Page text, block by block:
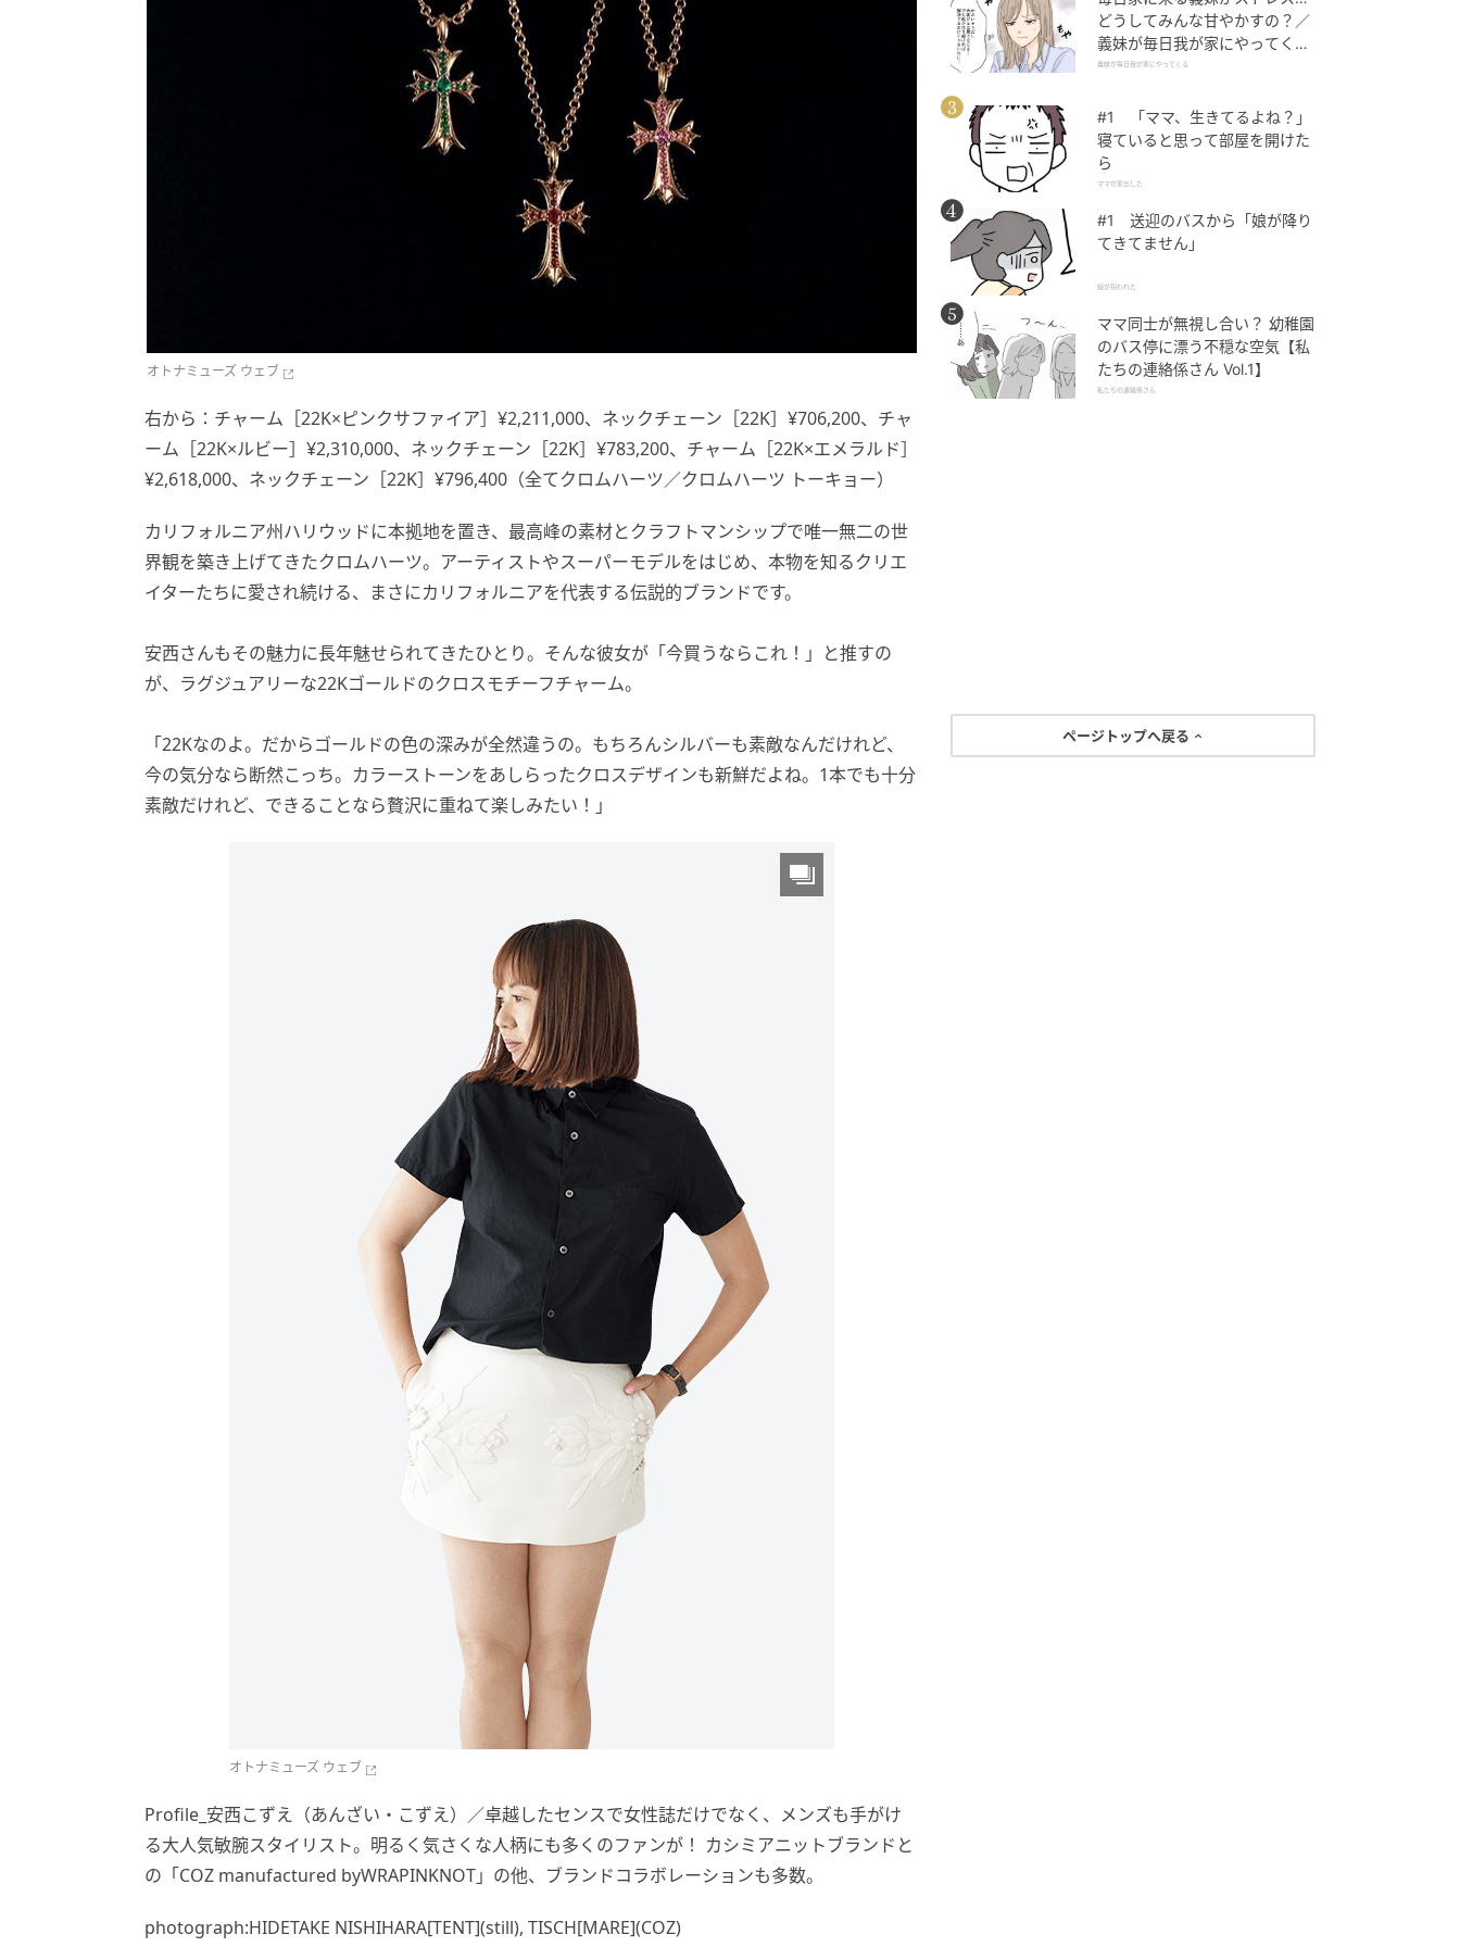
オトナミューズ ウェブ
右から：チャーム［22K×ピンクサファイア］¥2,211,000、ネックチェーン［22K］¥706,200、チャ
ーム［22K×ルビー］¥2,310,000、ネックチェーン［22K］¥783,200、チャーム［22K×エメラルド］
¥2,618,000、ネックチェーン［22K］¥796,400（全てクロムハーツ／クロムハーツ トーキョー）
カリフォルニア州ハリウッドに本拠地を置き、最高峰の素材とクラフトマンシップで唯一無二の世
界観を築き上げてきたクロムハーツ。アーティストやスーパーモデルをはじめ、本物を知るクリエ
イターたちに愛され続ける、まさにカリフォルニアを代表する伝説的ブランドです。
安西さんもその魅力に長年魅せられてきたひとり。そんな彼女が「今買うならこれ！」と推すの
が、ラグジュアリーな22Kゴールドのクロスモチーフチャーム。
「22Kなのよ。だからゴールドの色の深みが全然違うの。もちろんシルバーも素敵なんだけれど、
今の気分なら断然こっち。カラーストーンをあしらったクロスデザインも新鮮だよね。1本でも十分
素敵だけれど、できることなら贅沢に重ねて楽しみたい！」
オトナミューズ ウェブ
Profile_安西こずえ（あんざい・こずえ）／卓越したセンスで女性誌だけでなく、メンズも手がけ
る大人気敏腕スタイリスト。明るく気さくな人柄にも多くのファンが！ カシミアニットブランドと
の「COZ manufactured byWRAPINKNOT」の他、ブランドコラボレーションも多数。
photograph:HIDETAKE NISHIHARA[TENT](still), TISCH[MARE](COZ)
どうしてみんな甘やかすの？／
義妹が毎日我が家にやってくる
（1）【義父母がシンドイんで
義妹が毎日我が家にやってくる
#1 「ママ、生きてるよね？」
寝ていると思って部屋を開けた
ら
ママが家出した
#1 送迎のバスから「娘が降り
てきてません」
娘が拐われた
ママ同士が無視し合い？ 幼稚園
のバス停に漂う不穏な空気【私
たちの連絡係さん Vol.1】
私たちの連絡係さん
ページトップへ戻る